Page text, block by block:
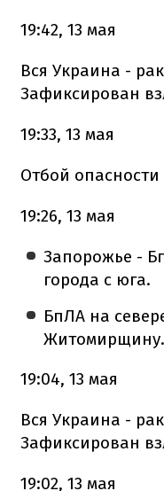
19:42, 13 мая
Вся Украина -
Зафиксирован
19:33, 13 мая
Отбой
19:26, 13 мая
Запорожье -
города с юга.
БпЛА на
Житомирщину.
19:04, 13 мая
Вся Украина -
Зафиксирован
19:02, 13 мая